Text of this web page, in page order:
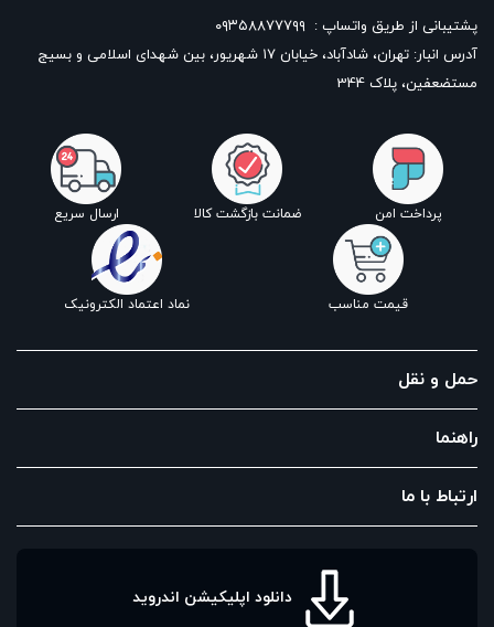
پشتیبانی از طریق واتساپ : ۰۹۳۵۸۸۷۷۷۹۹
آدرس انبار: تهران، شادآباد، خیابان ١٧ شهریور، بین شهدای اسلامی و بسیج
مستضعفین، پلاک 344
پرداخت امن ضمانت بازگشت کالا ارسال سریع
قیمت مناسب نماد اعتماد الکترونیک
حمل و نقل
راهنما
ارتباط با ما
دانلود اپلیکیشن اندروید